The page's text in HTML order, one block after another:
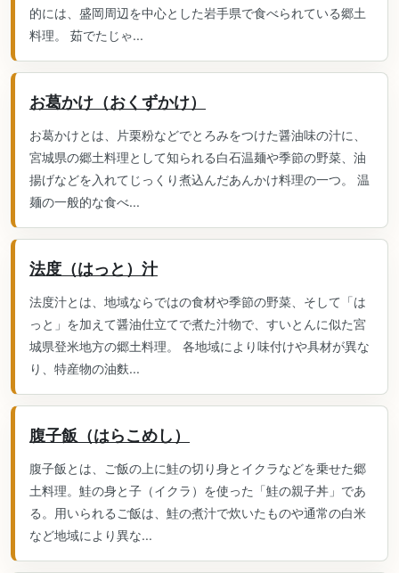
的には、盛岡周辺を中心とした岩手県で食べられている郷土
料理。 茹でたじゃ...
お葛かけ（おくずかけ）
お葛かけとは、片栗粉などでとろみをつけた醤油味の汁に、
宮城県の郷土料理として知られる白石温麺や季節の野菜、油
揚げなどを入れてじっくり煮込んだあんかけ料理の一つ。 温
麺の一般的な食べ...
法度（はっと）汁
法度汁とは、地域ならではの食材や季節の野菜、そして「は
っと」を加えて醤油仕立てで煮た汁物で、すいとんに似た宮
城県登米地方の郷土料理。 各地域により味付けや具材が異な
り、特産物の油麩...
腹子飯（はらこめし）
腹子飯とは、ご飯の上に鮭の切り身とイクラなどを乗せた郷
土料理。鮭の身と子（イクラ）を使った「鮭の親子丼」であ
る。用いられるご飯は、鮭の煮汁で炊いたものや通常の白米
など地域により異な...